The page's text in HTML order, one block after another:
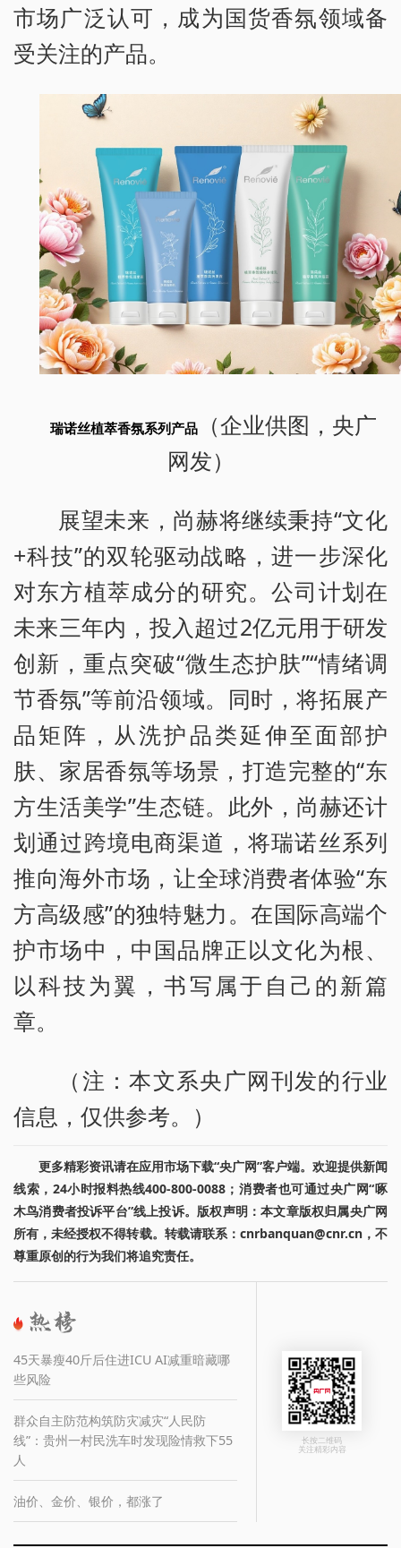
市场广泛认可，成为国货香氛领域备
受关注的产品。
瑞诺丝植萃香氛系列产品
（企业供图，央广
网发）
展望未来，尚赫将继续秉持“文化
+科技”的双轮驱动战略，进一步深化
对东方植萃成分的研究。公司计划在
未来三年内，投入超过2亿元用于研发
创新，重点突破“微生态护肤”“情绪调
节香氛”等前沿领域。同时，将拓展产
品矩阵，从洗护品类延伸至面部护
肤、家居香氛等场景，打造完整的“东
方生活美学”生态链。此外，尚赫还计
划通过跨境电商渠道，将瑞诺丝系列
推向海外市场，让全球消费者体验“东
方高级感”的独特魅力。在国际高端个
护市场中，中国品牌正以文化为根、
以科技为翼，书写属于自己的新篇
章。
（注：本文系央广网刊发的行业
信息，仅供参考。）
更多精彩资讯请在应用市场下载“央广网”客户端。欢迎提供新闻
线索，24小时报料热线400-800-0088；消费者也可通过央广网“啄
木鸟消费者投诉平台”线上投诉。版权声明：本文章版权归属央广网
所有，未经授权不得转载。转载请联系：cnrbanquan@cnr.cn，不
尊重原创的行为我们将追究责任。
45天暴瘦40斤后住进ICU AI减重暗藏哪
些风险
群众自主防范构筑防灾减灾“人民防
线”：贵州一村民洗车时发现险情救下55
人
油价、金价、银价，都涨了
长按二维码
关注精彩内容